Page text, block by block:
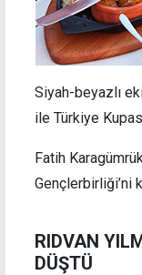
Siyah-beyazlı
ile Türkiye
Fatih
Gençlerbirliği’ni
RIDVAN
DÜŞTÜ